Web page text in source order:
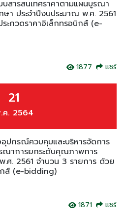
บสารสนเทศราคาตามแผนบูรณา
า ประจำปีงบประมาณ พ.ศ. 2561
ะกวดราคาอิเล็กทรอนิกส์ (e-
1877
แชร์
21
ค. 2564
ปกรณ์ควบคุมและบริหารจัดการ
ณาการยกระดับคุณภาพการ
.ศ. 2561 จำนวน 3 รายการ ด้วย
กส์ (e-bidding)
1871
แชร์